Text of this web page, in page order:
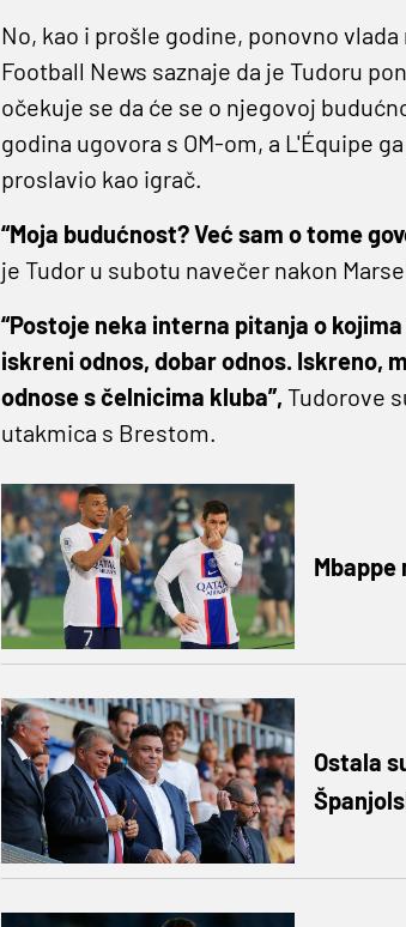
No, kao i prošle godine, ponovno
Football News saznaje da je Tudoru
očekuje se da će se o njegovoj
godina ugovora s OM-om, a L'Équipe
proslavio kao igrač.
“Moja budućnost? Već sam o tome
je Tudor u subotu navečer nakon
“Postoje neka interna pitanja o
iskreni odnos, dobar odnos. Iskreno,
odnose s čelnicima kluba”, Tudorove
utakmica s Brestom.
Mbappe
Ostala